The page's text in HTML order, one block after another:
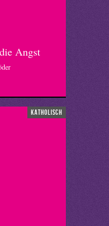
Angst
katholisch